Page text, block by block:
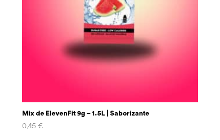
Mix de ElevenFit 9g – 1.5L | Saborizante
0,45 €